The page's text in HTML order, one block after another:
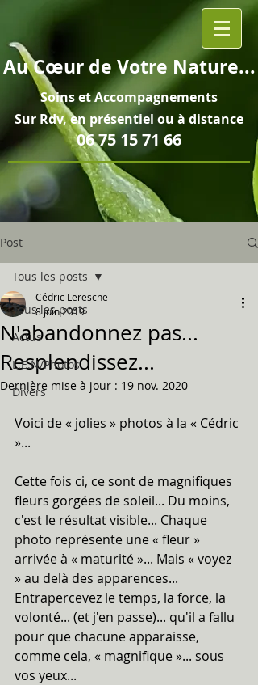
AuCœurde Votre Nature...
Soins etAccompagnements
Sur Rdv, en présentiel ou à distance
06 75 15 71 66
Post
Tous les posts
Actus
L.E.N/Photos
Divers
Tous les posts
N'abandonnez pas...
Resplendissez...
Cédric Leresche
8 juin 2019
Dernière mise à jour : 19 nov. 2020
Voici de « jolies » photos à la « Cédric
»...
Cette fois ci, ce sont de magnifiques
fleurs gorgées de soleil... Du moins,
c'est le résultat visible... Chaque
photo représente une « fleur »
arrivée à « maturité »... Mais « voyez
» au delà des apparences...
Entrapercevez le temps, la force, la
volonté... (et j'en passe)... qu'il a fallu
pour que chacune apparaisse,
comme cela, « magnifique »... sous
vos yeux...